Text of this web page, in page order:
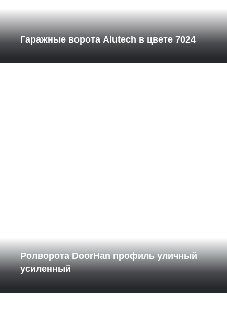
Гаражные ворота Alutech в цвете 7024
Ролворота DoorHan профиль уличный
усиленный